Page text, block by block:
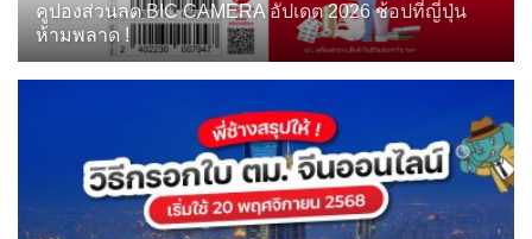
คูปองส่วนลด BIC CAMERA อัปเดต 2026 ช้อปที่ญี่ปุ่น
ห้ามพลาด !